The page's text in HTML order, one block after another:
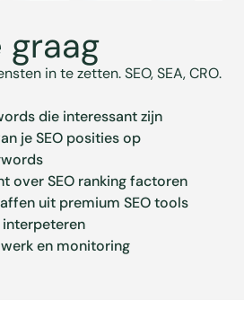
graag
in te zetten. SEO, SEA, CRO.
die interessant zijn
je SEO posities op
over SEO ranking factoren
uit premium SEO tools
interpeteren
en monitoring